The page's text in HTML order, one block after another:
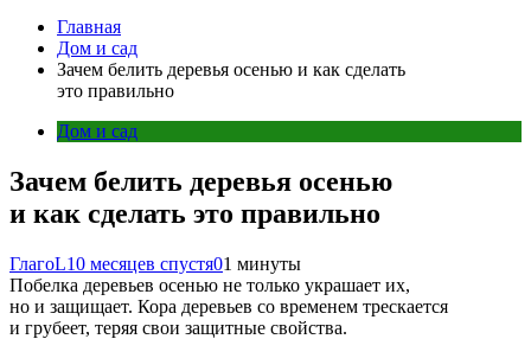
Главная
Дом и сад
Зачем белить деревья осенью и как сделать
это правильно
Дом и сад
Зачем белить деревья осенью
и как сделать это правильно
ГлагоL10 месяцев спустя01 минуты
Побелка деревьев осенью не только украшает их,
но и защищает. Кора деревьев со временем трескается
и грубеет, теряя свои защитные свойства.